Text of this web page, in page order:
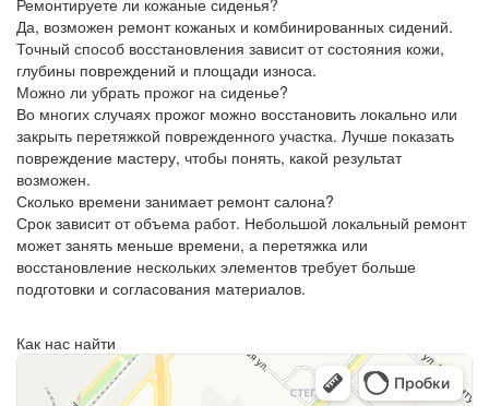
Ремонтируете ли кожаные сиденья?
Да, возможен ремонт кожаных и комбинированных сидений.
Точный способ восстановления зависит от состояния кожи,
глубины повреждений и площади износа.
Можно ли убрать прожог на сиденье?
Во многих случаях прожог можно восстановить локально или
закрыть перетяжкой поврежденного участка. Лучше показать
повреждение мастеру, чтобы понять, какой результат
возможен.
Сколько времени занимает ремонт салона?
Срок зависит от объема работ. Небольшой локальный ремонт
может занять меньше времени, а перетяжка или
восстановление нескольких элементов требует больше
подготовки и согласования материалов.
Как нас найти